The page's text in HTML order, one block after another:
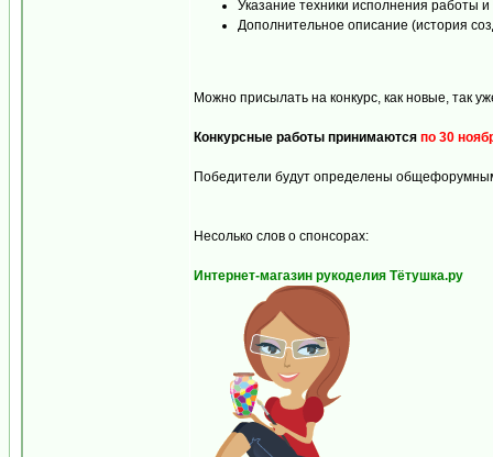
Указание техники исполнения работы
Дополнительное описание (история
Можно присылать на конкурс, как новые, так
Конкурсные работы принимаются по 30
Победители будут определены
Несолько слов о спонсорах:
Интернет-магазин рукоделия Тётушка.ру